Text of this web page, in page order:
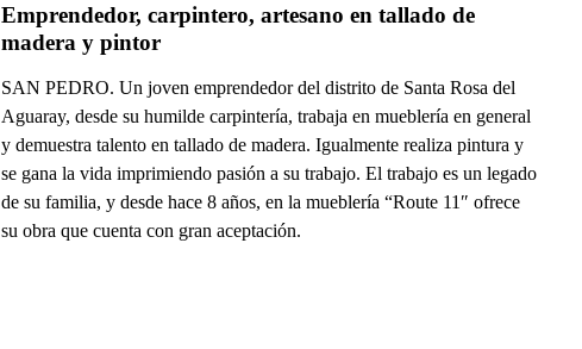
Emprendedor, carpintero, artesano en tallado de
madera y pintor
SAN PEDRO. Un joven emprendedor del distrito de Santa Rosa del
Aguaray, desde su humilde carpintería, trabaja en mueblería en general
y demuestra talento en tallado de madera. Igualmente realiza pintura y
se gana la vida imprimiendo pasión a su trabajo. El trabajo es un legado
de su familia, y desde hace 8 años, en la mueblería “Route 11″ ofrece
su obra que cuenta con gran aceptación.